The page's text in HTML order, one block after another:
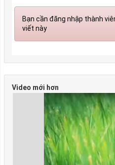
Bạn cần đăng nhập thành
viết này
Video mới hơn